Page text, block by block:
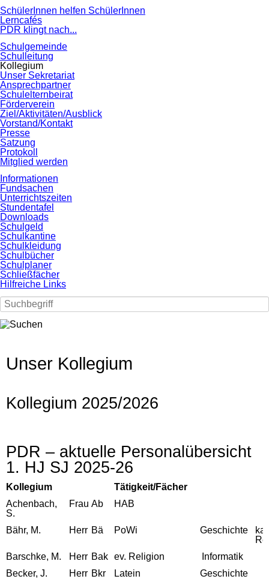
SchülerInnen helfen SchülerInnen
Lerncafés
PDR klingt nach...
Schulgemeinde
Schulleitung
Kollegium
Unser Sekretariat
Ansprechpartner
Schulelternbeirat
Förderverein
Ziel/Aktivitäten/Ausblick
Vorstand/Kontakt
Presse
Satzung
Protokoll
Mitglied werden
Informationen
Fundsachen
Unterrichtszeiten
Stundentafel
Downloads
Schulgeld
Schulkantine
Schulkleidung
Schulbücher
Schulplaner
Schließfächer
Hilfreiche Links
Unser Kollegium
Kollegium 2025/2026
PDR – aktuelle Personalübersicht
1. HJ SJ 2025-26
Kollegium
Tätigkeit/Fächer
Achenbach,
S.
Frau Ab HAB
Bähr, M. Herr Bä PoWi Geschichte
Barschke, M.
Herr Bak ev. Religion
Informatik
Becker, J.
Herr Bkr Latein
Geschichte